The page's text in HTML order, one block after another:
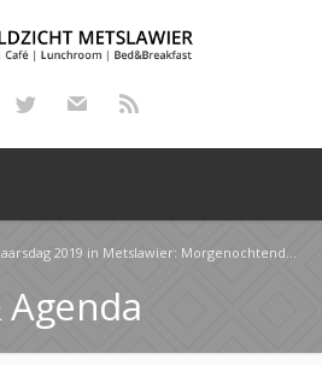
2019 in Metslawier: Morgenochtend vanaf 10:00 uur staan de mannen van CTM voor u klaar…